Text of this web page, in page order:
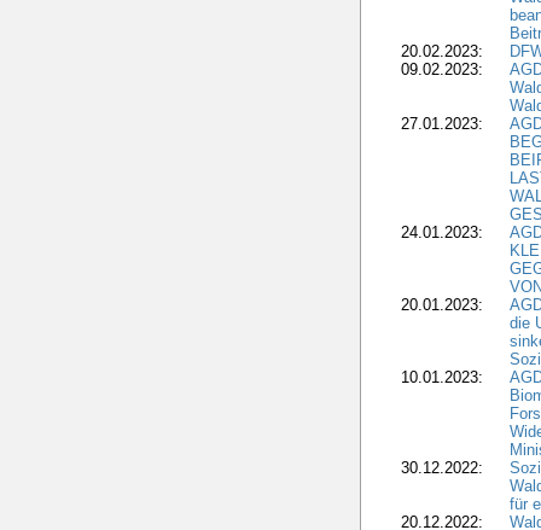
20.02.2023:
09.02.2023:
27.01.2023:
24.01.2023:
20.01.2023:
die
10.01.2023:
30.12.2022:
für
20.12.2022: